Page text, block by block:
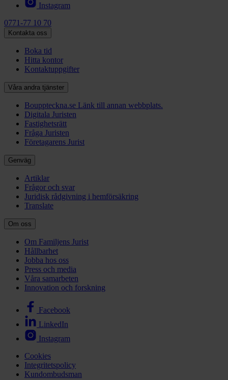
Instagram
0771-77 10 70
Kontakta oss
Boka tid
Hitta kontor
Kontaktuppgifter
Våra andra tjänster
Bouppteckna.se Länk till annan webbplats.
Digitala Juristen
Fastighetsrätt
Fråga Juristen
Företagarens Jurist
Genväg
Artiklar
Frågor och svar
Juridisk rådgivning i hemförsäkring
Translate
Om oss
Om Familjens Jurist
Hållbarhet
Jobba hos oss
Press och media
Våra samarbeten
Innovation och forskning
Facebook
LinkedIn
Instagram
Cookies
Integritetspolicy
Kundombudsman